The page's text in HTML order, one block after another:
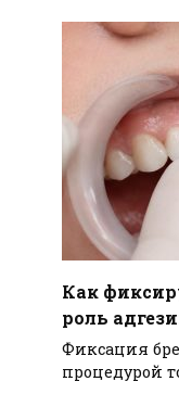
Как
роль
Фиксация
процедурой